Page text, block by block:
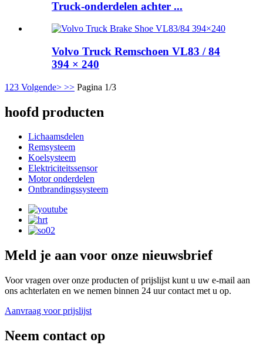
Truck-onderdelen achter ...
Volvo Truck Remschoen VL83 / 84
394 × 240
1 23 Volgende> >> Pagina 1/3
hoofd producten
Lichaamsdelen
Remsysteem
Koelsysteem
Elektriciteitssensor
Motor onderdelen
Ontbrandingssysteem
Meld je aan voor onze nieuwsbrief
Voor vragen over onze producten of prijslijst kunt u uw e-mail aan
ons achterlaten en we nemen binnen 24 uur contact met u op.
Aanvraag voor prijslijst
Neem contact op